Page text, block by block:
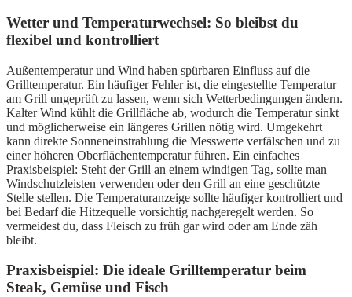
Wetter und Temperaturwechsel: So bleibst du
flexibel und kontrolliert
Außentemperatur und Wind haben spürbaren Einfluss auf die
Grilltemperatur. Ein häufiger Fehler ist, die eingestellte Temperatur
am Grill ungeprüft zu lassen, wenn sich Wetterbedingungen ändern.
Kalter Wind kühlt die Grillfläche ab, wodurch die Temperatur sinkt
und möglicherweise ein längeres Grillen nötig wird. Umgekehrt
kann direkte Sonneneinstrahlung die Messwerte verfälschen und zu
einer höheren Oberflächentemperatur führen. Ein einfaches
Praxisbeispiel: Steht der Grill an einem windigen Tag, sollte man
Windschutzleisten verwenden oder den Grill an eine geschützte
Stelle stellen. Die Temperaturanzeige sollte häufiger kontrolliert und
bei Bedarf die Hitzequelle vorsichtig nachgeregelt werden. So
vermeidest du, dass Fleisch zu früh gar wird oder am Ende zäh
bleibt.
Praxisbeispiel: Die ideale Grilltemperatur beim
Steak, Gemüse und Fisch